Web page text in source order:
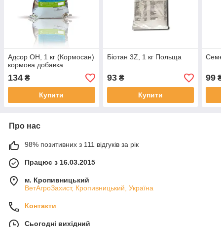
Адсор ОН, 1 кг (Кормосан)
кормова добавка
134 ₴
Купити
Біотан 3Z, 1 кг Польща
93₴
Купити
99
Про нас
98% позитивних з 111 відгуків за рік
Працює з 16.03.2015
м. Кропивницький
ВетАгроЗахист, Кропивницький, Україна
Контакти
Сьогодні вихідний